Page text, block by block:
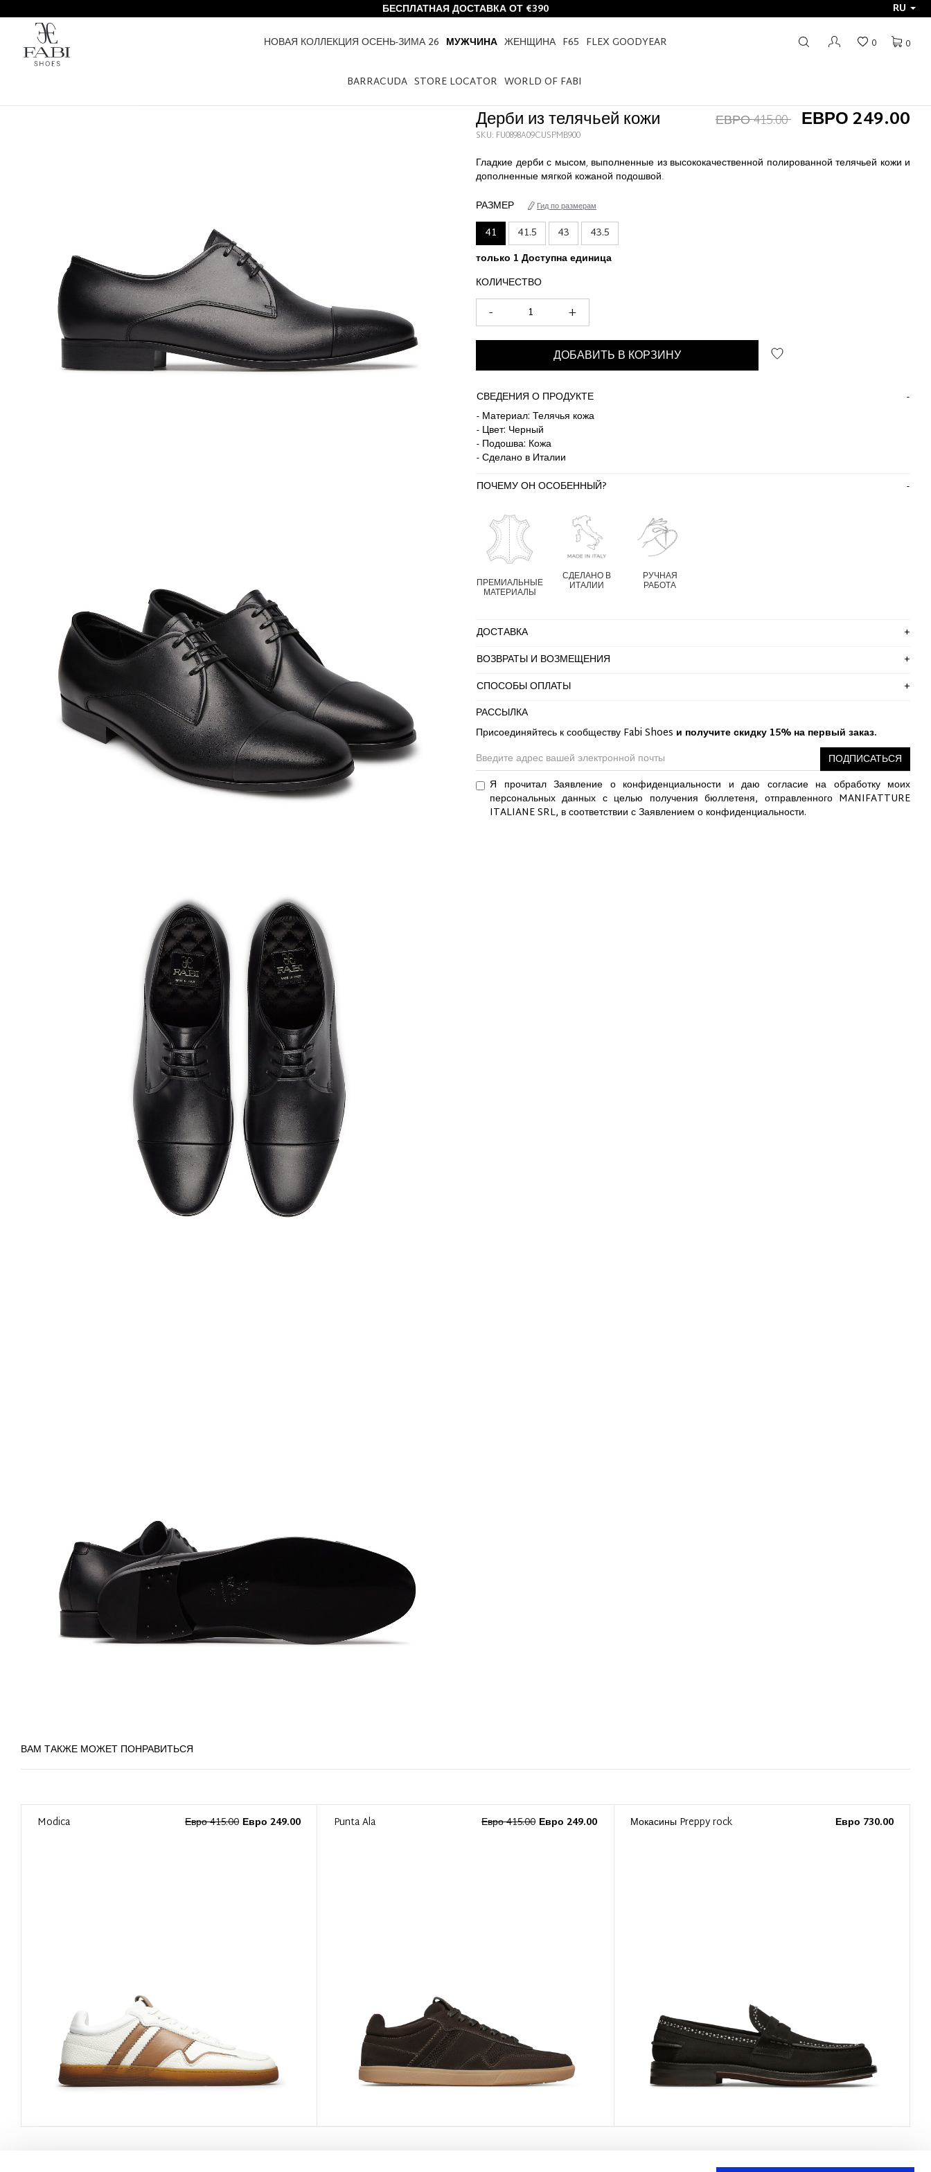
БЕСПЛАТНАЯ ДОСТАВКА ОТ €390
RU
НОВАЯ КОЛЛЕКЦИЯ ОСЕНЬ-ЗИМА 26 МУЖЧИНА ЖЕНЩИНА F65 FLEX GOODYEAR
BARRACUDA STORE LOCATOR WORLD OF FABI
0
0
HOME МУЖЧИНА ОБУВЬ ДЕРБИ ИЗ ТЕЛЯЧЬЕЙ КОЖИ
Дерби из телячьей кожи ЕВРО 415.00 ЕВРО 249.00
SKU: FU0898A09CUSPMB900
Гладкие дерби с мысом, выполненные из высококачественной полированной телячьей кожи и
дополненные мягкой кожаной подошвой.
РАЗМЕР
Гид по размерам
41 41.5 43
43.5
только 1 Доступна единица
КОЛИЧЕСТВО
+
-
ДОБАВИТЬ В КОРЗИНУ
СВЕДЕНИЯ О ПРОДУКТЕ
- Материал: Телячья кожа
- Цвет: Черный
- Подошва: Кожа
- Сделано в Италии
ПОЧЕМУ ОН ОСОБЕННЫЙ?
ПРЕМИАЛЬНЫЕ
МАТЕРИАЛЫ
СДЕЛАНО В
ИТАЛИИ
РУЧНАЯ
РАБОТА
ДОСТАВКА
ВОЗВРАТЫ И ВОЗМЕЩЕНИЯ
СПОСОБЫ ОПЛАТЫ
РАССЫЛКА
Присоединяйтесь к сообществу Fabi Shoes и получите скидку 15% на первый заказ.
ПОДПИСАТЬСЯ
Я прочитал Заявление о конфиденциальности и даю согласие на обработку моих
персональных данных с целью получения бюллетеня, отправленного MANIFATTURE
ITALIANE SRL, в соответствии с Заявлением о конфиденциальности.
ВАМ ТАКЖЕ МОЖЕТ ПОНРАВИТЬСЯ
Modica Евро 415.00 Евро 249.00 Punta Ala Евро 415.00 Евро 249.00 Мокасины Preppy rock Евро 730.00